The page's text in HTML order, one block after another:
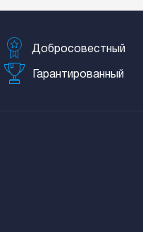
Добросовестный
Гарантированный